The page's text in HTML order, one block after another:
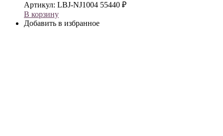
Артикул: LBJ-NJ1004 55440 ₽
В корзину
Добавить в избранное